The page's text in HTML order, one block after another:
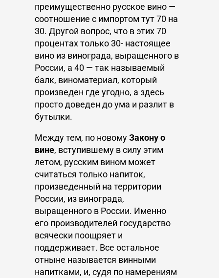
преимущественно русское вино —
соотношение с импортом тут 70 на
30. Другой вопрос, что в этих 70
процентах только 30- настоящее
вино из винограда, выращенного в
России, а 40 — так называемый
балк, виноматериал, который
произведен где угодно, а здесь
просто доведен до ума и разлит в
бутылки.
Между тем, по новомуЗакону о
вине, вступившему в силу этим
летом, русским вином может
считаться только напиток,
произведенный на территории
России, из винограда,
выращенного в России. Именно
его производителей государство
всячески поощряет и
поддерживает. Все остальное
отныне называется винными
напитками, и, судя по намерениям